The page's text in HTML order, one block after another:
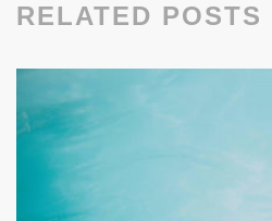
RELATED POSTS